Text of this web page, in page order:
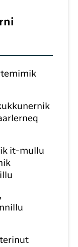
it-mullu